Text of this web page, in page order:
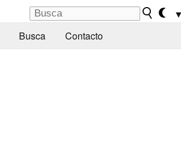
▼
Busca Contacto